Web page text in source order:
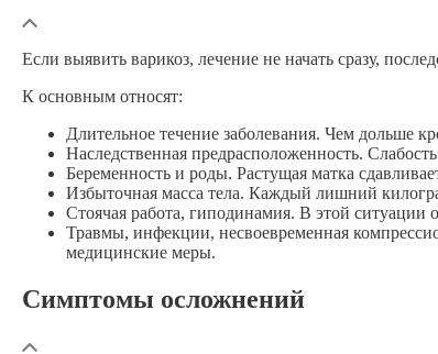
Если выявить варикоз, лечение не начать сразу,
К основным относят:
Длительное течение заболевания. Чем дольше
Наследственная предрасположенность.
Беременность и роды. Растущая матка
Избыточная масса тела. Каждый лишний
Стоячая работа, гиподинамия. В этой ситуации
Травмы, инфекции, несвоевременная
медицинские меры.
Симптомы осложнений